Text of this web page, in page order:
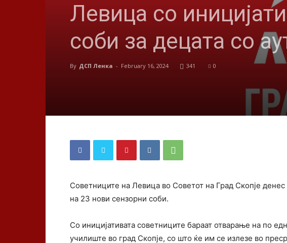
Левица со
соби за децата со
By ДСП Ленка - February 16, 2024 341 0
Советниците на Левица во Советот на Град Скопје
на 23 нови сензорни соби.
Со иницијативата советниците бараат отварање на по
училиште во град Скопје, со што ќе им се излезе во